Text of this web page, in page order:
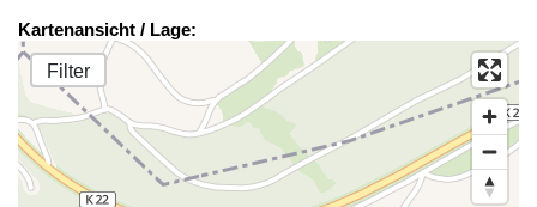
Kartenansicht / Lage:
Filter